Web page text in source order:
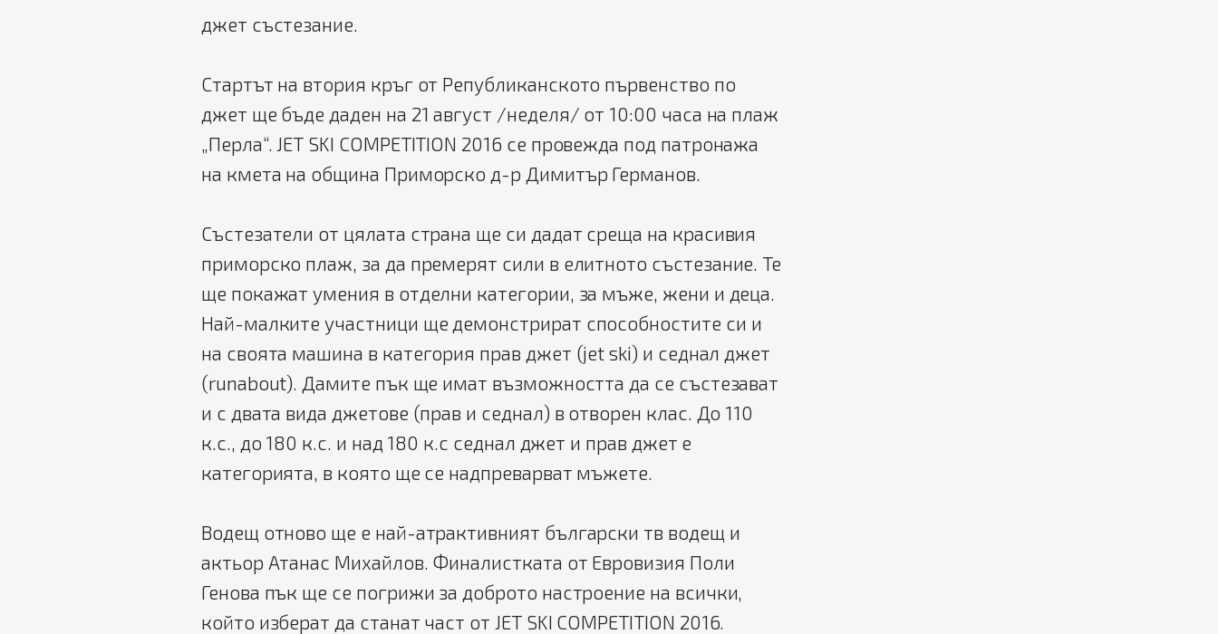
джет състезание.
Стартът на втория кръг от Републиканското първенство по
джет ще бъде даден на 21 август /неделя/ от 10:00 часа на плаж
„Перла“. JET SKI COMPETITION 2016 се провежда под патронажа
на кмета на община Приморско д-р Димитър Германов.
Състезатели от цялата страна ще си дадат среща на красивия
приморско плаж, за да премерят сили в елитното състезание. Те
ще покажат умения в отделни категории, за мъже, жени и деца.
Най-малките участници ще демонстрират способностите си и
на своята машина в категория прав джет (jet ski) и седнал джет
(runabout). Дамите пък ще имат възможността да се състезават
и с двата вида джетове (прав и седнал) в отворен клас. До 110
к.с., до 180 к.с. и над 180 к.с седнал джет и прав джет е
категорията, в която ще се надпреварват мъжете.
Водещ отново ще е най-атрактивният български тв водещ и
актьор Атанас Михайлов. Финалистката от Евровизия Поли
Генова пък ще се погрижи за доброто настроение на всички,
който изберат да станат част от JET SKI COMPETITION 2016.